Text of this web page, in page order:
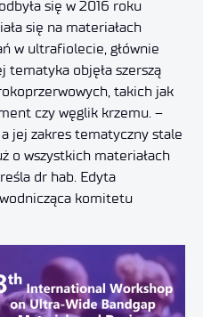
się w 2016 roku
się na materiałach
w ultrafiolecie, głównie
tematyka objęła szerszą
takich jak
czy węglik krzemu. –
jej zakres tematyczny stale
o wszystkich materiałach
dr hab. Edyta
komitetu